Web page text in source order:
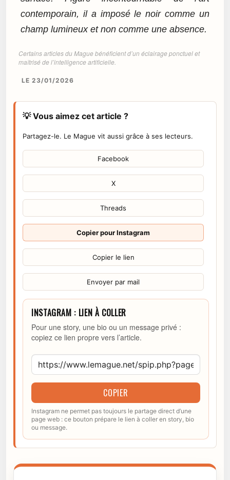
contemporain, il a imposé le noir comme un
champ lumineux et non comme une absence.
Certains articles du Mague bénéficient d’un éclairage ponctuel et
maîtrisé de l’intelligence artificielle.
LE 23/01/2026
💡 Vous aimez cet article ?
Partagez-le. Le Mague vit aussi grâce à ses lecteurs.
Facebook
X
Threads
Copier pour Instagram
Copier le lien
Envoyer par mail
INSTAGRAM : LIEN À COLLER
Pour une story, une bio ou un message privé :
copiez ce lien propre vers l’article.
COPIER
Instagram ne permet pas toujours le partage direct d’une
page web : ce bouton prépare le lien à coller en story, bio
ou message.